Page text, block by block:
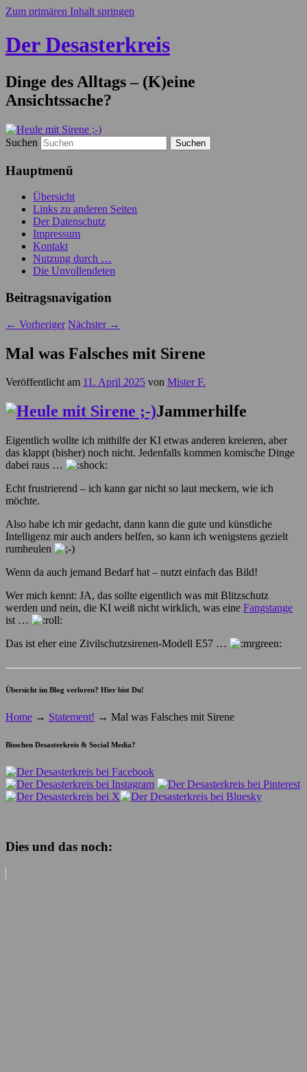
Zum primären Inhalt springen
Der Desasterkreis
Dinge des Alltags – (K)eine
Ansichtssache?
Suchen
Hauptmenü
Übersicht
Links zu anderen Seiten
Der Datenschutz
Impressum
Kontakt
Nutzung durch …
Die Unvollendeten
Beitragsnavigation
← Vorheriger Nächster →
Mal was Falsches mit Sirene
Veröffentlicht am 11. April 2025 von Mister F.
Jammerhilfe
Eigentlich wollte ich mithilfe der KI etwas anderen kreieren, aber
das klappt (bisher) noch nicht. Jedenfalls kommen komische Dinge
dabei raus …
Echt frustrierend – ich kann gar nicht so laut meckern, wie ich
möchte.
Also habe ich mir gedacht, dann kann die gute und künstliche
Intelligenz mir auch anders helfen, so kann ich wenigstens gezielt
rumheulen
Wenn da auch jemand Bedarf hat – nutzt einfach das Bild!
Wer mich kennt: JA, das sollte eigentlich was mit Blitzschutz
werden und nein, die KI weiß nicht wirklich, was eine Fangstange
ist …
Das ist eher eine Zivilschutzsirenen-Modell E57 …
Übersicht im Blog verloren? Hier bist Du!
Home → Statement! → Mal was Falsches mit Sirene
Bisschen Desasterkreis & Social Media?
Dies und das noch: